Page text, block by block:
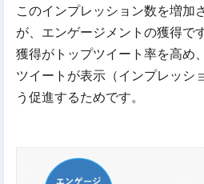
このインプレッション数を増加
が、エンゲージメントの獲得で
獲得がトップツイート率を高め
ツイートが表示（インプレッシ
う促進するためです。